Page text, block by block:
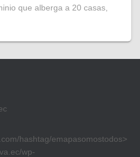
que alberga a 20 casas,
hashtag/emapasomostodos>
wp-